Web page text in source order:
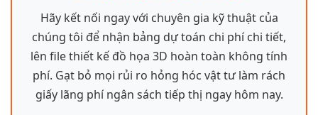
Hãy kết nối ngay với chuyên gia kỹ thuật của
chúng tôi để nhận bảng dự toán chi phí chi tiết,
lên file thiết kế đồ họa 3D hoàn toàn không tính
phí. Gạt bỏ mọi rủi ro hỏng hóc vật tư làm rách
giấy lãng phí ngân sách tiếp thị ngay hôm nay.